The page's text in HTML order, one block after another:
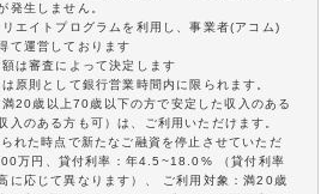
発生しません。
エイトプログラムを利用し、事業者(アコム)
て運営しております
は審査によって決定します
原則として銀行営業時間内に限られます。
20歳以上70歳以下の方で安定した収入のある
入のある方も可）は、ご利用いただけます。
れた時点で新たなご融資を停止させていただ
万円、貸付利率：年4.5~18.0% （貸付利率
に応じて異なります）、 ご利用対象：満20歳